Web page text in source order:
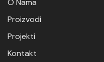
O Nama
Proizvodi
Projekti
Kontakt